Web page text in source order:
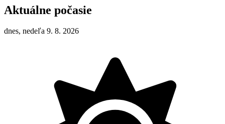
Aktuálne počasie
dnes, nedeľa 9. 8. 2026